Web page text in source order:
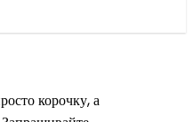
корочку, а